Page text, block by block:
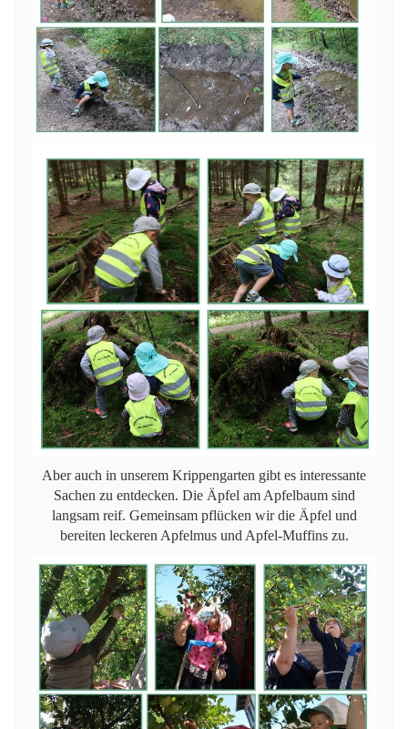
Aber auch in unserem Krippengarten gibt es interessante
Sachen zu entdecken. Die Äpfel am Apfelbaum sind
langsam reif. Gemeinsam pflücken wir die Äpfel und
bereiten leckeren Apfelmus und Apfel-Muffins zu.